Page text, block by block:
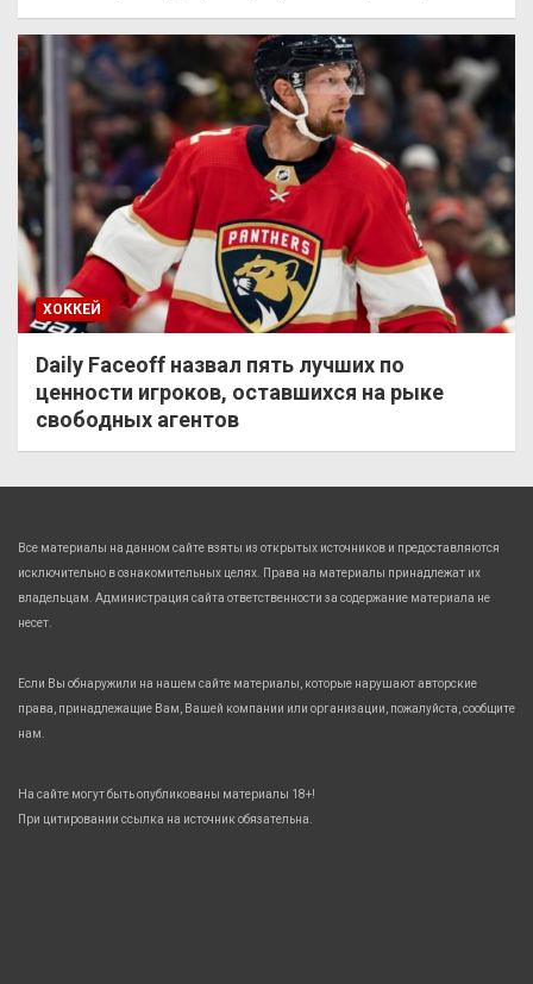
ХОККЕЙ
Daily Faceoff назвал пять лучших по
ценности игроков, оставшихся на рыке
свободных агентов
Все материалы на данном сайте взяты из открытых источников и предоставляются
исключительно в ознакомительных целях. Права на материалы принадлежат их
владельцам. Администрация сайта ответственности за содержание материала не
несет.
Если Вы обнаружили на нашем сайте материалы, которые нарушают авторские
права, принадлежащие Вам, Вашей компании или организации, пожалуйста, сообщите
нам.
На сайте могут быть опубликованы материалы 18+!
При цитировании ссылка на источник обязательна.